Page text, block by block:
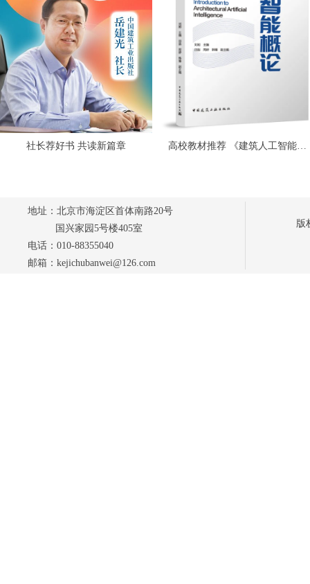
社长荐好书 共读新篇章
高校教材推荐 《建筑人工智能概
版
地址：北京市海淀区首体南路20号
国兴家园5号楼405室
电话：010-88355040
邮箱：kejichubanwei@126.com